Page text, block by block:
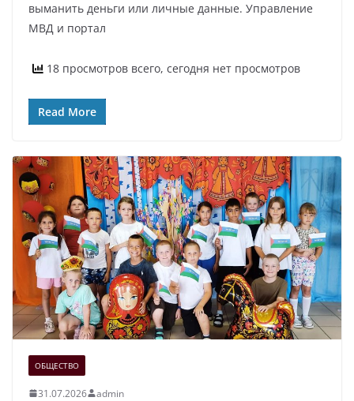
выманить деньги или личные данные. Управление
МВД и портал
18 просмотров всего, сегодня нет просмотров
Read More
ОБЩЕСТВО
31.07.2026 admin